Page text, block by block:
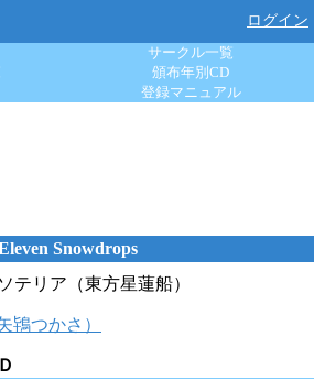
ログイン
サークル一覧
頒布年別CD
登録マニュアル
Snowdrops
テリア（東方星蓮船）
鴇つかさ）